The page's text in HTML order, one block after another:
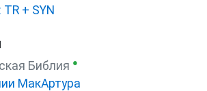
+ SYN
Библия ●
МакАртура